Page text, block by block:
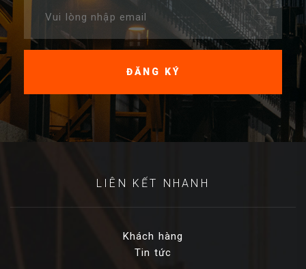
LIÊN KẾT NHANH
Khách hàng
Tin tức